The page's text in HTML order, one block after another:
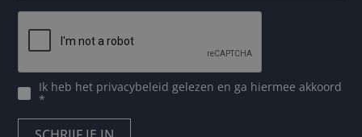
Ik heb het privacybeleid gelezen en ga hiermee akkoord
*